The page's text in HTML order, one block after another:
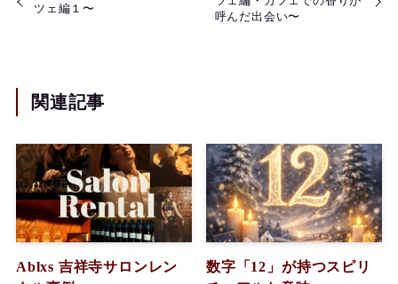
ツェ編１〜
呼んだ出会い〜
関連記事
Ablxs 吉祥寺サロンレン
数字「12」が持つスピリ